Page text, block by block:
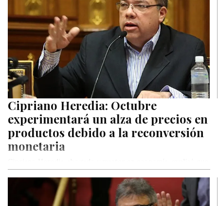
Cipriano Heredia: Octubre
experimentará un alza de precios en
productos debido a la reconversión
monetaria
en octubre habrá un alza de los precios porque vendrá el…